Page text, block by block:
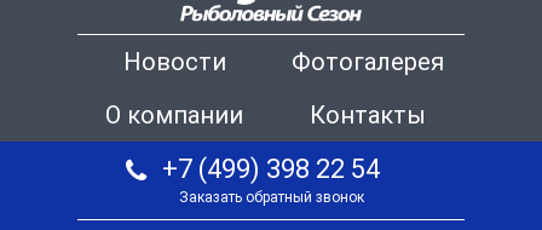
Новости
Фотогалерея
О компании
Контакты
+7 (499) 398 22 54
Заказать обратный звонок